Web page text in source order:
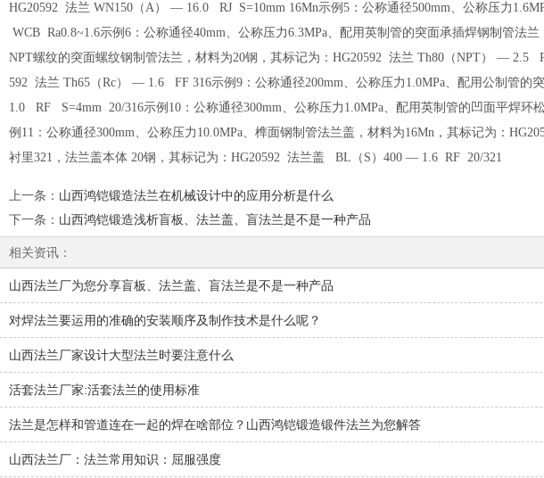
HG20592 法兰 WN150（A） — 16.0 RJ S=10mm 16Mn示例5：公称通径500mm、公称压力
WCB Ra0.8~1.6示例6：公称通径40mm、公称压力6.3MPa、配用英制管的突面承插焊钢制管
NPT螺纹的突面螺纹钢制管法兰，材料为20钢，其标记为：HG20592 法兰 Th80（NPT） — 2.5
592 法兰 Th65（Rc） — 1.6 FF 316示例9：公称通径200mm、公称压力1.0MPa、配用公制管
1.0 RF S=4mm 20/316示例10：公称通径300mm、公称压力1.0MPa、配用英制管的凹面平焊
例11：公称通径300mm、公称压力10.0MPa、榫面钢制管法兰盖，材料为16Mn，其标记为：
衬里321，法兰盖本体 20钢，其标记为：HG20592 法兰盖 BL（S）400 — 1.6 RF 20/321
上一条 ： 山西鸿铠锻造法兰在机械设计中的应用分析是什么
下一条 ： 山西鸿铠锻造浅析盲板、法兰盖、盲法兰是不是一种产品
相关资讯：
山西法兰厂为您分享盲板、法兰盖、盲法兰是不是一种产品
对焊法兰要运用的准确的安装顺序及制作技术是什么呢？
山西法兰厂家设计大型法兰时要注意什么
活套法兰厂家:活套法兰的使用标准
法兰是怎样和管道连在一起的焊在啥部位？山西鸿铠锻造锻件法兰为您解答
山西法兰厂：法兰常用知识：屈服强度